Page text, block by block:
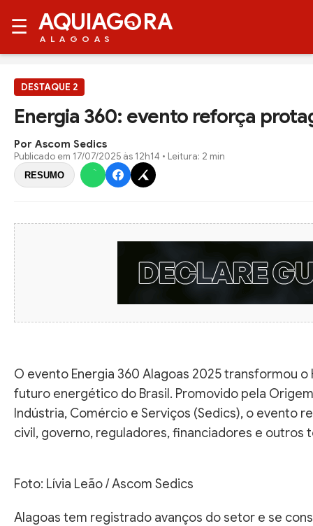
☰ AQUIAG RA
ALAGOAS
DESTAQUE 2
Energia 360: evento reforça
Por Ascom Sedics
Publicado em 17/07/2025 às 12h14 • Leitura: 2 min
RESUMO
O evento Energia 360 Alagoas 2025 transformou
futuro energético do Brasil. Promovido pela
Indústria, Comércio e Serviços (Sedics), o evento
civil, governo, reguladores, financiadores e outros
Foto: Lívia Leão / Ascom Sedics
Alagoas tem registrado avanços do setor e se